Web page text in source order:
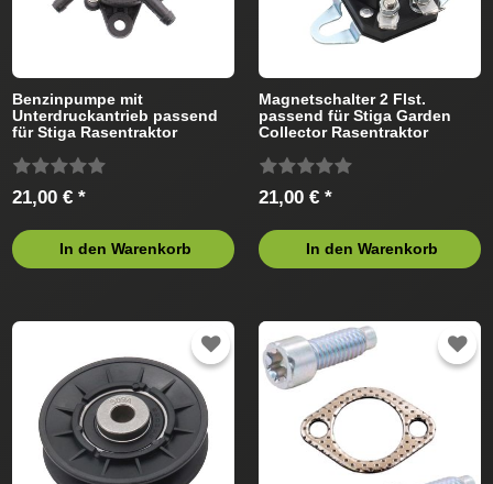
Benzinpumpe mit
Unterdruckantrieb passend
für Stiga Rasentraktor
21,00 € *
In den Warenkorb
Magnetschalter 2 Flst.
passend für Stiga Garden
Collector Rasentraktor
21,00 € *
In den Warenkorb